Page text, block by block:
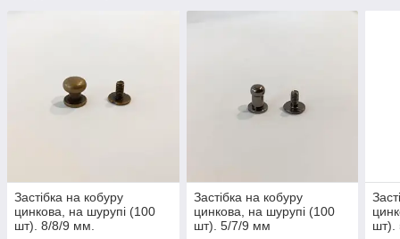
Застібка на кобуру
цинкова, на шурупі (100
шт). 8/8/9 мм.
Застібка на кобуру
цинкова, на шурупі (100
шт). 5/7/9 мм
шт).